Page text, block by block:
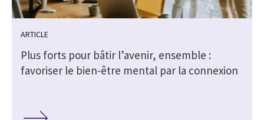
ARTICLE
Plus forts pour bâtir l’avenir, ensemble :
favoriser le bien-être mental par la connexion